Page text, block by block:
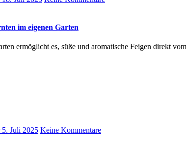
im eigenen Garten
ermöglicht es, süße und aromatische Feigen direkt
5. Juli 2025 Keine Kommentare